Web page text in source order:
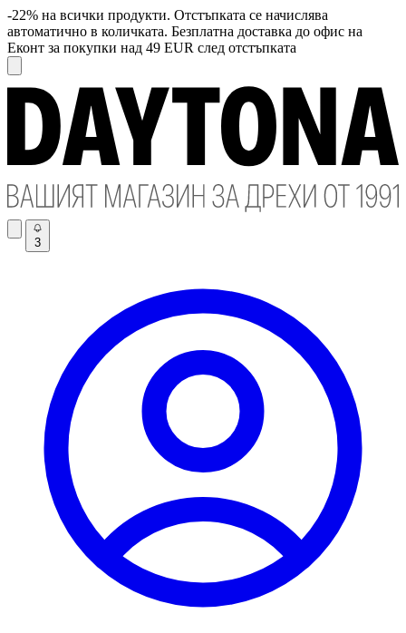
-22% на всички продукти. Отстъпката се начислява
автоматично в количката. Безплатна доставка до офис на
Еконт за покупки над 49 EUR след отстъпката
3